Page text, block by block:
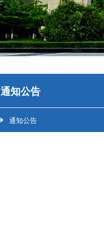
通知公告
通知公告